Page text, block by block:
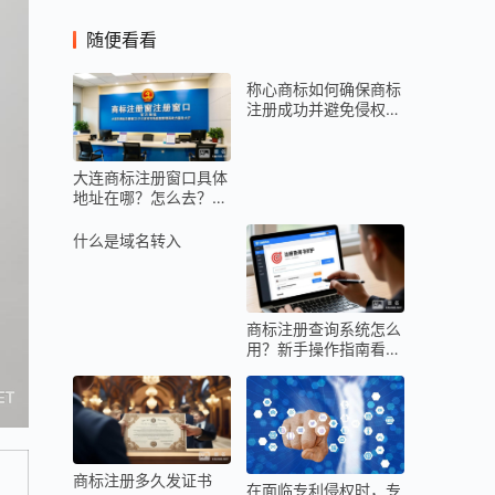
随便看看
大连商标注册窗口具体
地址在哪？怎么去？需
称心商标如何确保商标
注册成功并避免侵权风
什么是域名转入
商标注册查询系统怎么
用？新手操作指南看这
商标注册多久发证书
在面临专利侵权时，专